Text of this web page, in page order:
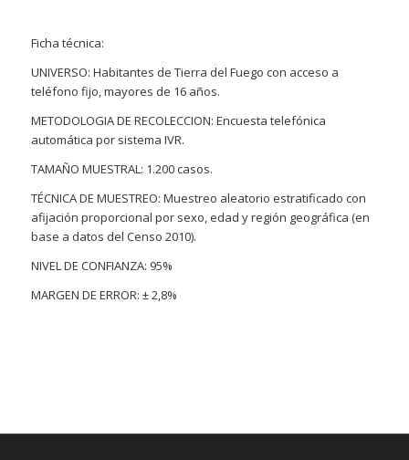
Ficha técnica:
UNIVERSO: Habitantes de Tierra del Fuego con acceso a
teléfono fijo, mayores de 16 años.
METODOLOGIA DE RECOLECCION: Encuesta telefónica
automática por sistema IVR.
TAMAÑO MUESTRAL: 1.200 casos.
TÉCNICA DE MUESTREO: Muestreo aleatorio estratificado con
afijación proporcional por sexo, edad y región geográfica (en
base a datos del Censo 2010).
NIVEL DE CONFIANZA: 95%
MARGEN DE ERROR: ± 2,8%